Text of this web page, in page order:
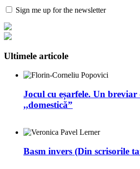
Sign me up for the newsletter
Ultimele articole
Jocul cu eșarfele. Un breviar
,,domestică”
Basm invers (Din scrisorile